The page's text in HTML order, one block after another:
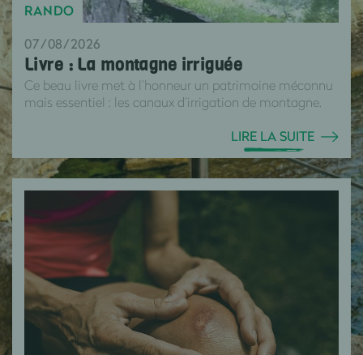
RANDO
07/08/2026
Livre : La montagne irriguée
Ce beau livre met à l’honneur un patrimoine méconnu
mais essentiel : les canaux d’irrigation de montagne.
LIRE LA SUITE